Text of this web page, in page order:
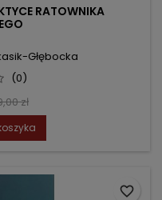
RATOWNIKA
Głębocka
(0)
zł
favorite_border